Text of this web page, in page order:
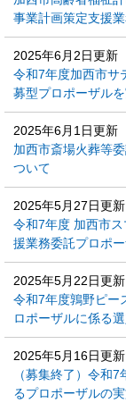
事業計画策定支援
2025年6月2日更新
令和7年度加西市サ
募型プロポーザル
2025年6月1日更新
加西市斎場火葬等
ついて
2025年5月27日更新
令和7年度 加西市
援業務委託プロポ
2025年5月22日更新
令和7年度鶉野ピー
ロポーザルに係る
2025年5月16日更新
（募集終了）令和
るプロポーザルの